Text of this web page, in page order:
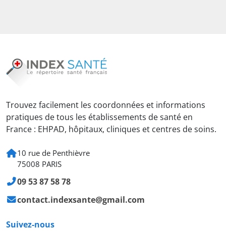
Trouvez facilement les coordonnées et informations
pratiques de tous les établissements de santé en
France : EHPAD, hôpitaux, cliniques et centres de soins.
10 rue de Penthièvre
75008 PARIS
09 53 87 58 78
contact.indexsante@gmail.com
Suivez-nous